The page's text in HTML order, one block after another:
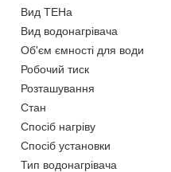
Вид ТЕНа
Вид водонагрівача
Об'єм ємності для води
Робочий тиск
Розташування
Стан
Спосіб нагріву
Спосіб установки
Тип водонагрівача